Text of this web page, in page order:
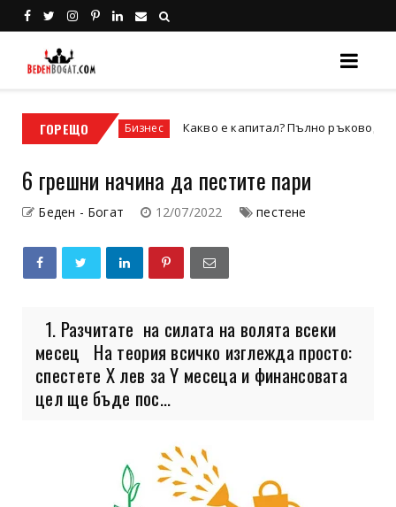
ГОРЕЩОБизнес Какво е капитал? Пълно ръководство за
6 грешни начина да пестите пари
Беден - Богат 12/07/2022 пестене
1. Разчитате на силата на волята всеки
месец На теория всичко изглежда просто:
спестете X лев за Y месеца и финансовата
цел ще бъде пос...